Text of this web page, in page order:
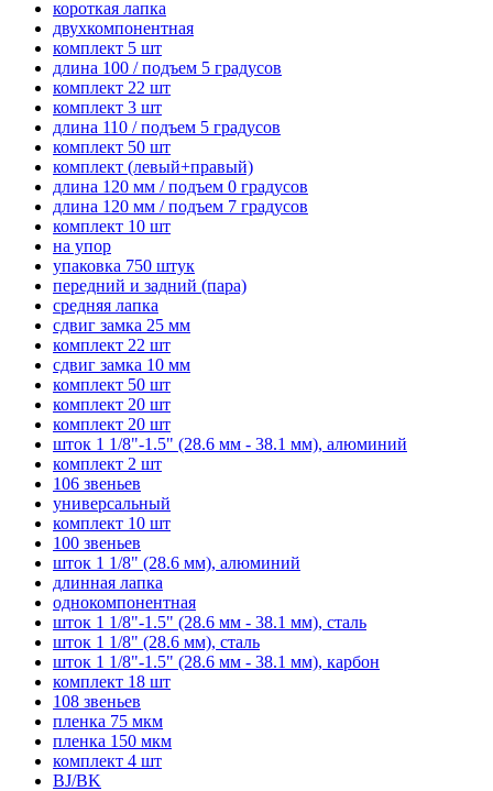
короткая лапка
двухкомпонентная
комплект 5 шт
длина 100 / подъем 5 градусов
комплект 22 шт
комплект 3 шт
длина 110 / подъем 5 градусов
комплект 50 шт
комплект (левый+правый)
длина 120 мм / подъем 0 градусов
длина 120 мм / подъем 7 градусов
комплект 10 шт
на упор
упаковка 750 штук
передний и задний (пара)
средняя лапка
сдвиг замка 25 мм
комплект 22 шт
сдвиг замка 10 мм
комплект 50 шт
комплект 20 шт
комплект 20 шт
шток 1 1/8"-1.5" (28.6 мм - 38.1 мм), алюминий
комплект 2 шт
106 звеньев
универсальный
комплект 10 шт
100 звеньев
шток 1 1/8" (28.6 мм), алюминий
длинная лапка
однокомпонентная
шток 1 1/8"-1.5" (28.6 мм - 38.1 мм), сталь
шток 1 1/8" (28.6 мм), сталь
шток 1 1/8"-1.5" (28.6 мм - 38.1 мм), карбон
комплект 18 шт
108 звеньев
пленка 75 мкм
пленка 150 мкм
комплект 4 шт
BJ/BK